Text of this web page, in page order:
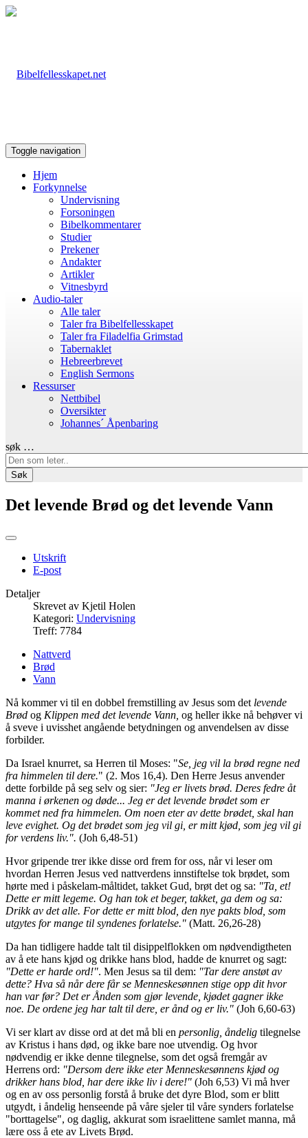
Toggle navigation
Hjem
Forkynnelse
Undervisning
Forsoningen
Bibelkommentarer
Studier
Prekener
Andakter
Artikler
Vitnesbyrd
Audio-taler
Alle taler
Taler fra Bibelfellesskapet
Taler fra Filadelfia Grimstad
Tabernaklet
Hebreerbrevet
English Sermons
Ressurser
Nettbibel
Oversikter
Johannes´ Åpenbaring
søk …
Søk
Det levende Brød og det levende Vann
Utskrift
E-post
Detaljer
Skrevet av Kjetil Holen
Kategori: Undervisning
Treff: 7784
Nattverd
Brød
Vann
Nå kommer vi til en dobbel fremstilling av Jesus som det levende
Brød og Klippen med det levende Vann, og heller ikke nå behøver vi
å sveve i uvisshet angående betydningen og anvendelsen av disse
forbilder.
Da Israel knurret, sa Herren til Moses: "Se, jeg vil la brød regne ned
fra himmelen til dere." (2. Mos 16,4). Den Herre Jesus anvender
dette forbilde på seg selv og sier: "Jeg er livets brød. Deres fedre åt
manna i ørkenen og døde... Jeg er det levende brødet som er
kommet ned fra himmelen. Om noen eter av dette brødet, skal han
leve evighet. Og det brødet som jeg vil gi, er mitt kjød, som jeg vil gi
for verdens liv.". (Joh 6,48-51)
Hvor gripende trer ikke disse ord frem for oss, når vi leser om
hvordan Herren Jesus ved nattverdens innstiftelse tok brødet, som
hørte med i påskelam-måltidet, takket Gud, brøt det og sa: "Ta, et!
Dette er mitt legeme. Og han tok et beger, takket, ga dem og sa:
Drikk av det alle. For dette er mitt blod, den nye pakts blod, som
utgytes for mange til syndenes forlatelse." (Matt. 26,26-28)
Da han tidligere hadde talt til disippelflokken om nødvendigtheten
av å ete hans kjød og drikke hans blod, hadde de knurret og sagt:
"Dette er harde ord!". Men Jesus sa til dem: "Tar dere anstøt av
dette? Hva så når dere får se Menneskesønnen stige opp dit hvor
han var før? Det er Ånden som gjør levende, kjødet gagner ikke
noe. De ordene jeg har talt til dere, er ånd og er liv." (Joh 6,60-63)
Vi ser klart av disse ord at det må bli en personlig, åndelig tilegnelse
av Kristus i hans død, og ikke bare noe utvendig. Og hvor
nødvendig er ikke denne tilegnelse, som det også fremgår av
Herrens ord: "Dersom dere ikke eter Menneskesønnens kjød og
drikker hans blod, har dere ikke liv i dere!" (Joh 6,53) Vi må hver
og en av oss personlig forstå å bruke det dyre Blod, som er blitt
utgydt, i åndelig henseende på våre sjeler til våre synders forlatelse
"borttagelse", og daglig, akkurat som israelittene samlet manna, må
lære oss å ete av Livets Brød.